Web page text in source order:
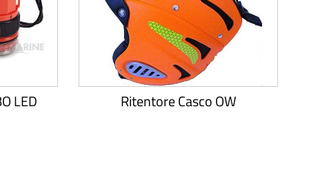
LED Ritentore Casco OW